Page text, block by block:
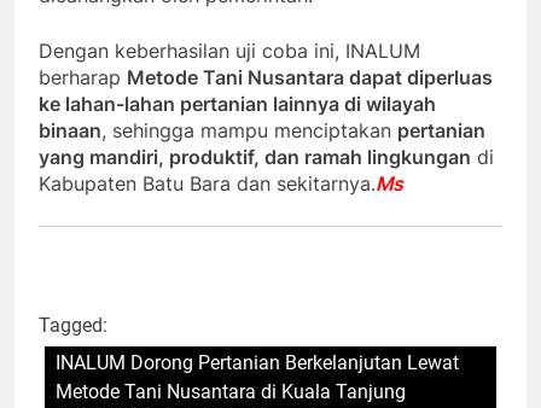
Dengan keberhasilan uji coba ini, INALUM
berharap Metode Tani Nusantara dapat diperluas
ke lahan-lahan pertanian lainnya di wilayah
binaan, sehingga mampu menciptakan pertanian
yang mandiri, produktif, dan ramah lingkungan di
Kabupaten Batu Bara dan sekitarnya.Ms
Tagged:
INALUM Dorong Pertanian Berkelanjutan Lewat
Metode Tani Nusantara di Kuala Tanjung